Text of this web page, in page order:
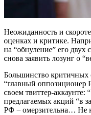
Неожиданность и
оценках и критике.
на “обнуление” его двух
снова заявить лозунг о
Большинство критичных
“главный
своем твиттер-аккаунте:
предлагаемых акций “в
РФ – омерзительна… Не